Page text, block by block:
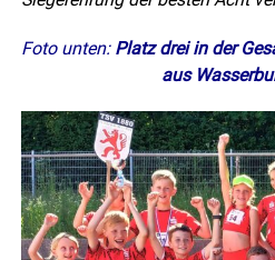
Foto unten:Platz drei in der
aus